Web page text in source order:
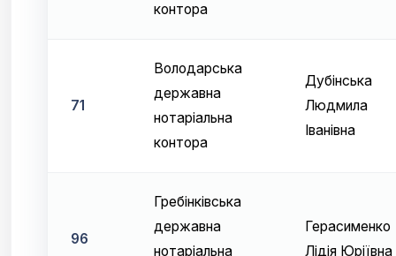
контора
71
Володарська
державна
нотаріальна
контора
Дубінська
Людмила
Іванівна
96
Гребінківська
державна
нотаріальна
Герасименко
Лідія Юріївна